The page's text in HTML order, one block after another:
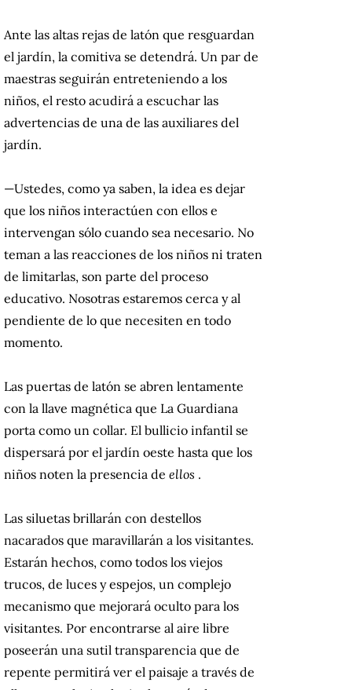
Ante las altas rejas de latón que resguardan
el jardín, la comitiva se detendrá. Un par de
maestras seguirán entreteniendo a los
niños, el resto acudirá a escuchar las
advertencias de una de las auxiliares del
jardín.
—Ustedes, como ya saben, la idea es dejar
que los niños interactúen con ellos e
intervengan sólo cuando sea necesario. No
teman a las reacciones de los niños ni traten
de limitarlas, son parte del proceso
educativo. Nosotras estaremos cerca y al
pendiente de lo que necesiten en todo
momento.
Las puertas de latón se abren lentamente
con la llave magnética que La Guardiana
porta como un collar. El bullicio infantil se
dispersará por el jardín oeste hasta que los
niños noten la presencia de ellos .
Las siluetas brillarán con destellos
nacarados que maravillarán a los visitantes.
Estarán hechos, como todos los viejos
trucos, de luces y espejos, un complejo
mecanismo que mejorará oculto para los
visitantes. Por encontrarse al aire libre
poseerán una sutil transparencia que de
repente permitirá ver el paisaje a través de